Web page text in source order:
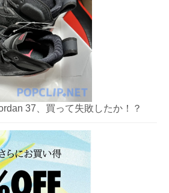
37、買って失敗したか！？